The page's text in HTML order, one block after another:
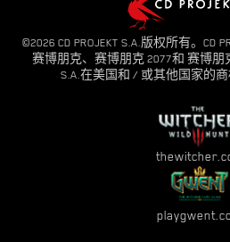
©2026 CD PROJEKT S.A.版权所有。CD
赛博朋克、赛博朋克 2077和 赛博朋
S.A.在美国和 / 或其他国家的